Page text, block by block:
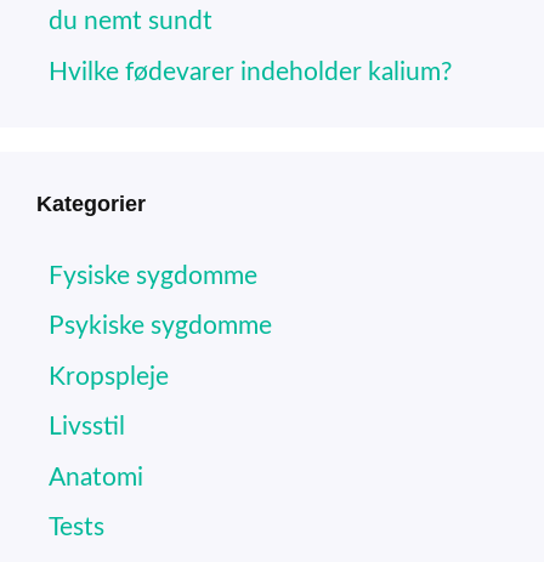
du nemt sundt
Hvilke fødevarer indeholder kalium?
Kategorier
Fysiske sygdomme
Psykiske sygdomme
Kropspleje
Livsstil
Anatomi
Tests